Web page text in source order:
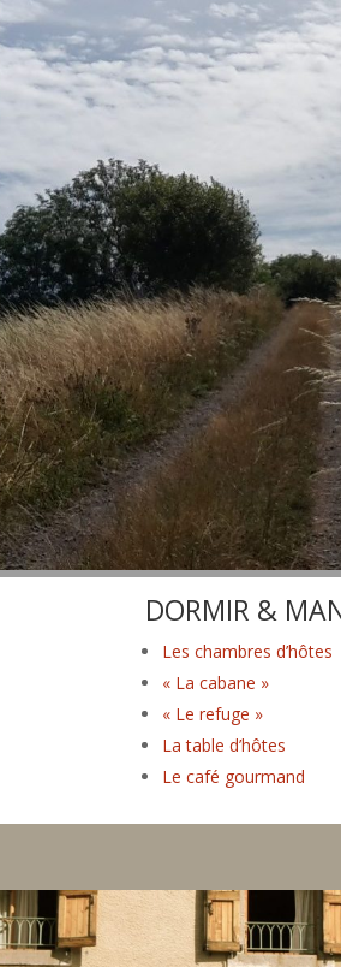
DORMIR &
Les chambres d’hôtes
« La cabane »
« Le refuge »
La table d’hôtes
Le café gourmand